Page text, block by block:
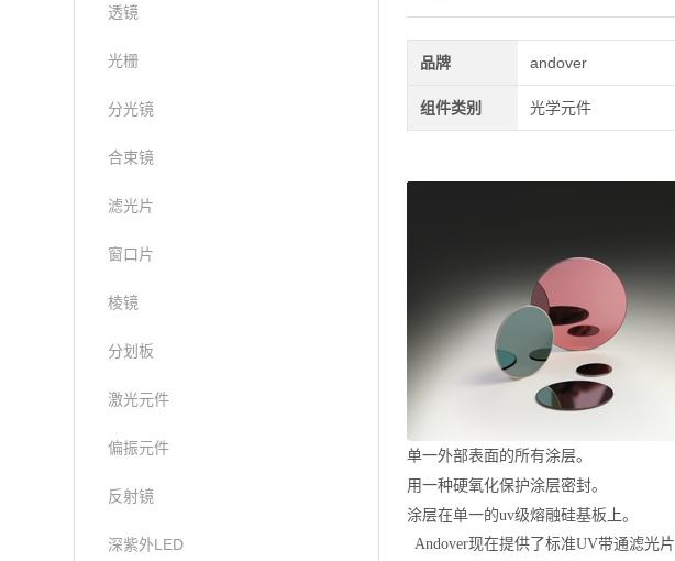
透镜
光栅
分光镜
合束镜
滤光片
窗口片
棱镜
分划板
激光元件
偏振元件
反射镜
深紫外LED
品牌 andover
组件类别 光学元件
单一外部表面的所有涂层。
用一种硬氧化保护涂层密封。
涂层在单一的uv级熔融硅基板上。
Andover现在提供了标准UV带通滤光片